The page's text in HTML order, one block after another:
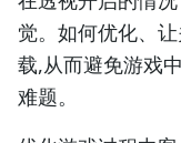
觉。如何优化、
载,从而避免游戏
难题。